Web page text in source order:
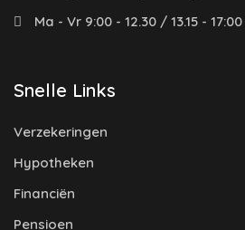
Ma - Vr 9:00 - 12.30 / 13.15 - 17:00
Snelle Links
Verzekeringen
Hypotheken
Financiën
Pensioen